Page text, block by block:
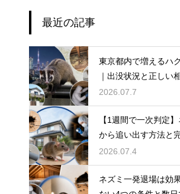
最近の記事
東京都内で増えるハ
｜出没状況と正しい
2026.07.7
【1週間で一次判定
から追い出す方法と
る手順
2026.07.4
ネズミ一発退場は効